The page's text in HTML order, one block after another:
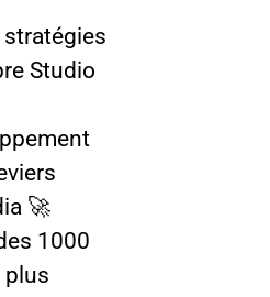
Studio
🚀
1000
plus